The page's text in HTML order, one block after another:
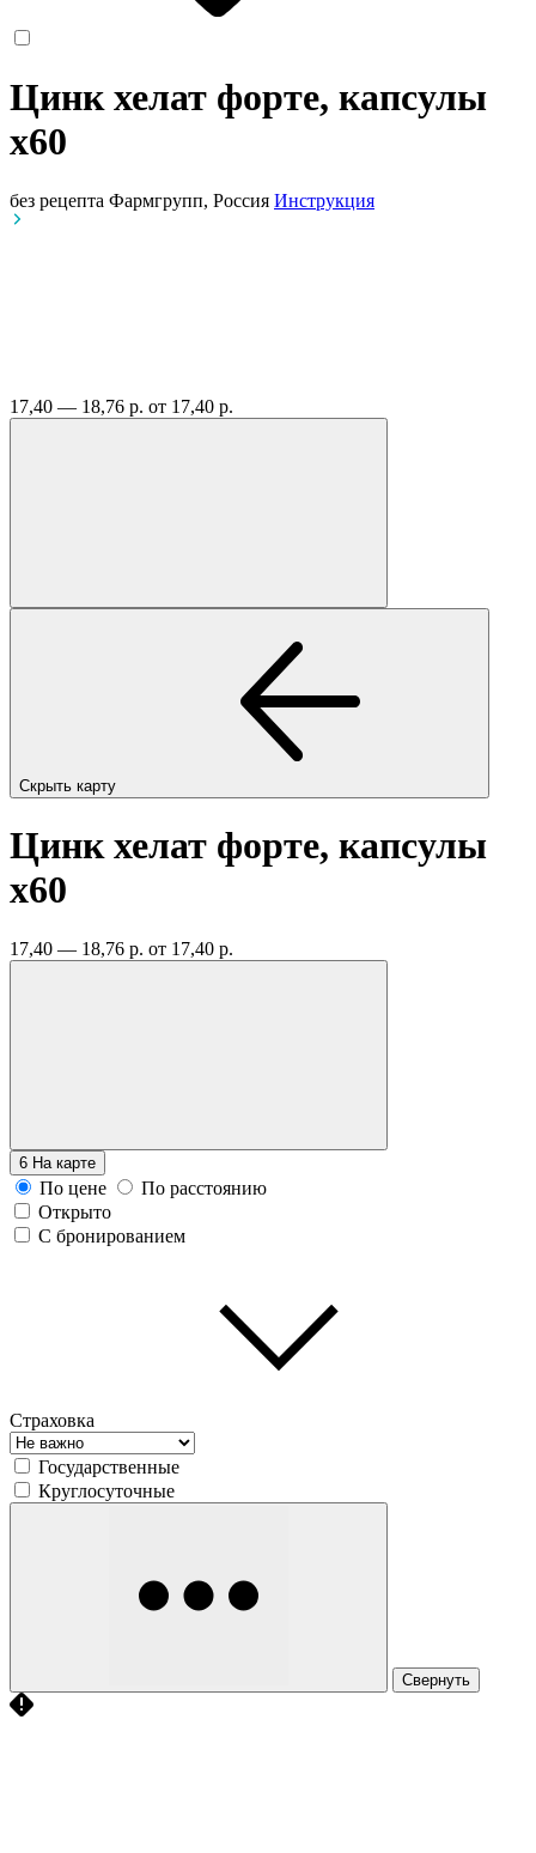
Цинк хелат форте, капсулы
x60
без рецепта Фармгрупп, Россия Инструкция
17,40 — 18,76 р. от 17,40 р.
Скрыть карту
Цинк хелат форте, капсулы
x60
17,40 — 18,76 р. от 17,40 р.
6 На карте
По цене
По расстоянию
Открыто
С бронированием
Страховка
Государственные
Круглосуточные
Свернуть